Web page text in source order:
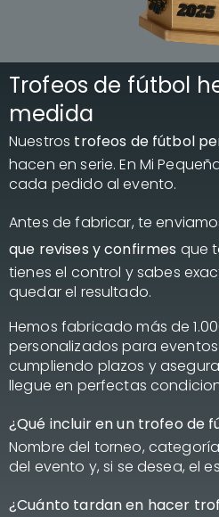
Trofeos de fútbol
medida
Nuestros trofeos de fútbol
hacen en serie. En Mi
cada pedido al evento.
Antes de fabricar, te
que revises y confirmes que
tienes el control y sabes
quedar el resultado.
Hemos fabricado más de
personalizados para
cumpliendo plazos y
llegue en perfectas
¿Qué incluir en un trofeo de
Nombre del torneo,
del evento y, si se desea, el
¿Cuánto tardan en hacer